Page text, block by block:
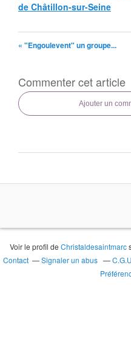
de Châtillon-sur-Seine
« "Engoulevent" un groupe...
Commenter cet article
Ajouter un
Voir le profil deChristaldesaintmarc
Contact
Signaler un abus